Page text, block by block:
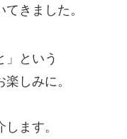
きました。
」という
しみに。
ます。